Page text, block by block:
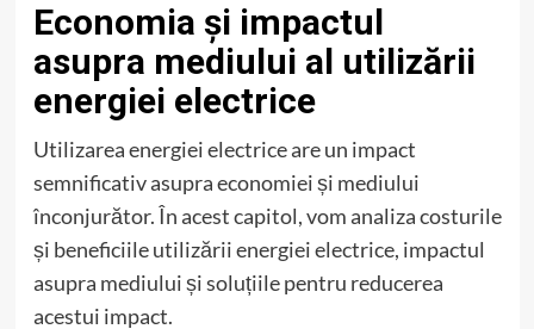
Economia și impactul
asupra mediului al utilizării
energiei electrice
Utilizarea energiei electrice are un impact
semnificativ asupra economiei și mediului
înconjurător. În acest capitol, vom analiza costurile
și beneficiile utilizării energiei electrice, impactul
asupra mediului și soluțiile pentru reducerea
acestui impact.